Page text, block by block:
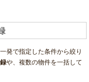
発で指定した条件から絞り
や、複数の物件を一括して